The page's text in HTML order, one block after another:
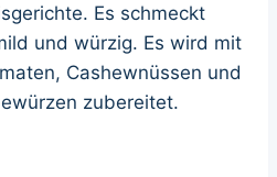
Es schmeckt
und würzig. Es wird mit
Cashewnüssen und
zubereitet.